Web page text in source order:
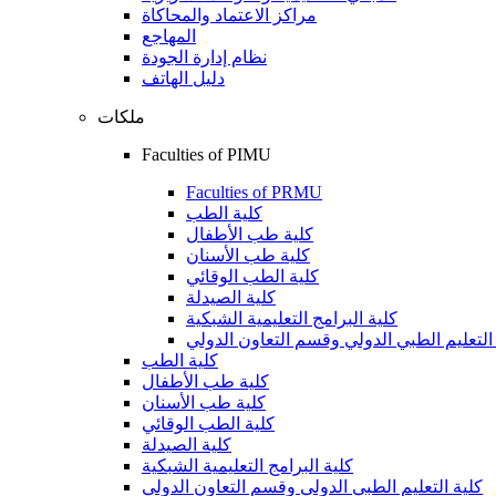
مراكز الاعتماد والمحاكاة
المهاجع
نظام إدارة الجودة
دليل الهاتف
ملكات
Faculties of PIMU
Faculties of PRMU
كلية الطب
كلية طب الأطفال
كلية طب الأسنان
كلية الطب الوقائي
كلية الصيدلة
كلية البرامج التعليمية الشبكية
التعليم الطبي الدولي وقسم التعاون الدولي
كلية الطب
كلية طب الأطفال
كلية طب الأسنان
كلية الطب الوقائي
كلية الصيدلة
كلية البرامج التعليمية الشبكية
كلية التعليم الطبي الدولي وقسم التعاون الدولي